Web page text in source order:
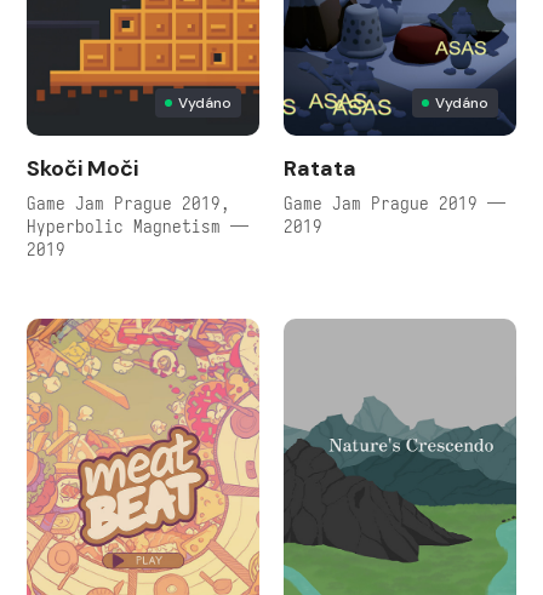
Vydáno
Skoči Moči
Game Jam Prague 2019,
Hyperbolic Magnetism —
2019
Vydáno
Ratata
Game Jam Prague 2019 —
2019